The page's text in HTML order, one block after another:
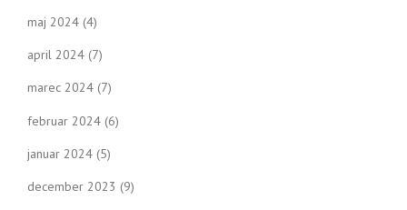
maj 2024 (4)
april 2024 (7)
marec 2024 (7)
februar 2024 (6)
januar 2024 (5)
december 2023 (9)